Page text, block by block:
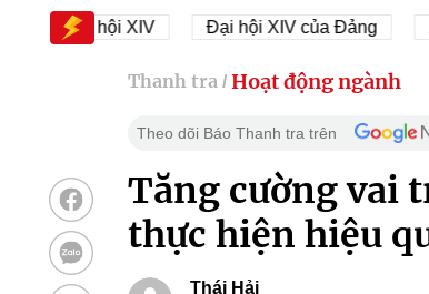
Đại hội XIV Đại hội XIV của Đảng 23/11/
Thanh tra / Hoạt động ngành
Theo dõi Báo Thanh tra trên
Tăng cường vai
thực hiện hiệu
Thái Hải